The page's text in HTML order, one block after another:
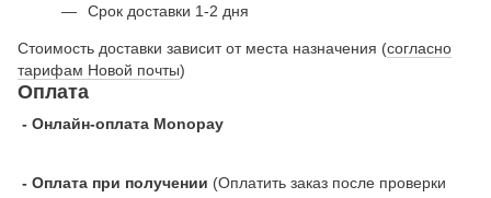
Срок доставки 1-2 дня
Стоимость доставки зависит от места назначения (согласно
тарифам Новой почты)
Оплата
- Онлайн-оплата Monopay
- Оплата при получении (Оплатить заказ после проверки